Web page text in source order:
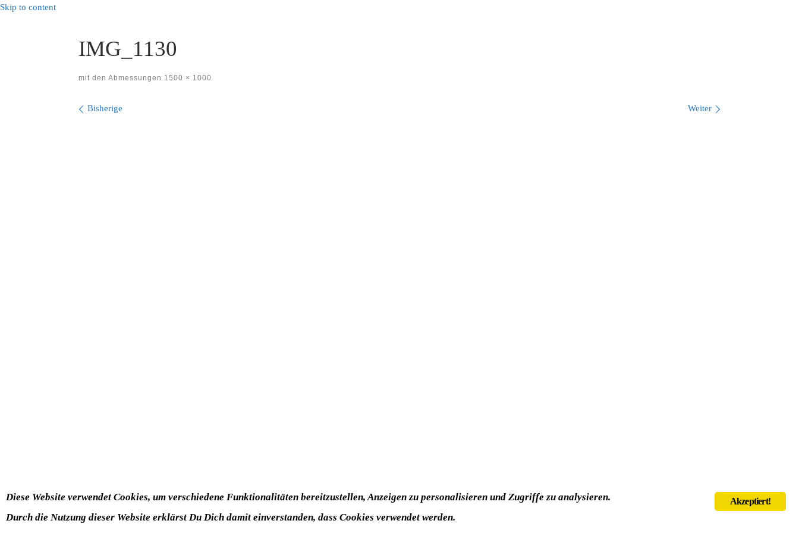
Skip to content
IMG_1130
mit den Abmessungen 1500 × 1000
Bilder Navigation
Bisherige Weiter
Akzeptiert!
Diese Website verwendet Cookies, um verschiedene Funktionalitäten bereitzustellen, Anzeigen zu personalisieren und Zugriffe zu analysieren.
Durch die Nutzung dieser Website erklärst Du Dich damit einverstanden, dass Cookies verwendet werden.